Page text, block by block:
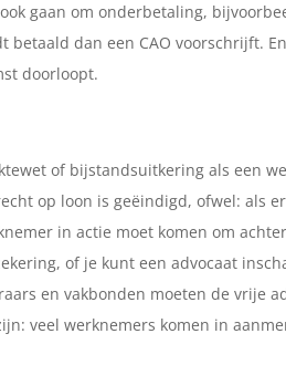
gaan om onderbetaling,
dan een CAO voorschrijft.
doorloopt.
of bijstandsuitkering als een
op loon is geëindigd, ofwel: als
in actie moet komen om
of je kunt een advocaat
en vakbonden moeten de vrije
veel werknemers komen in